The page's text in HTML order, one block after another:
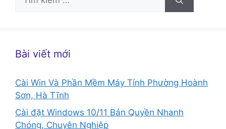
Bài viết mới
Cài Win Và Phần Mềm Máy Tính Phường Hoành
Sơn, Hà Tĩnh
Cài đặt Windows 10/11 Bản Quyền Nhanh
Chóng, Chuyên Nghiệp